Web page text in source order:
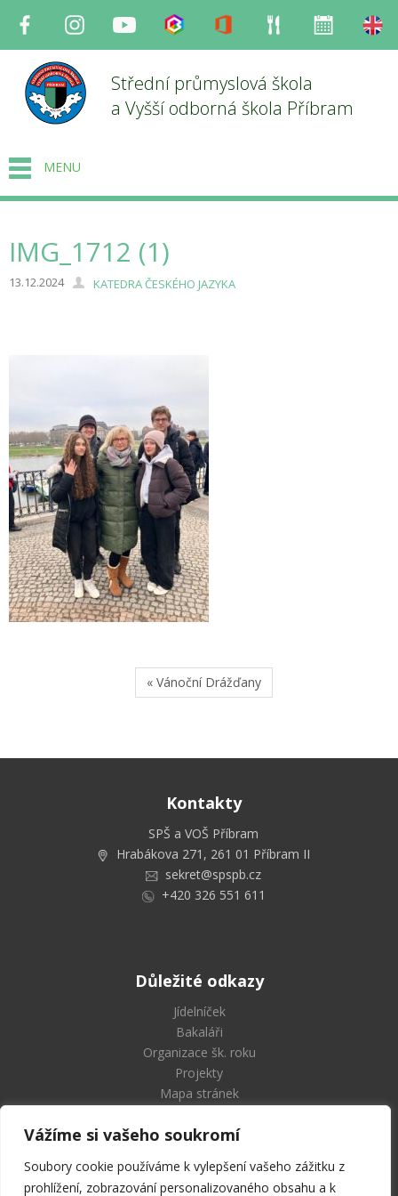
Vážíme si vašeho soukromí
Soubory cookie používáme k vylepšení vašeho zážitku z
prohlížení, zobrazování personalizovaného obsahu a k
Facebook InstagramYoutube Bakaláři Office Strava
Střední průmyslová škola
a Vyšší odborná škola Příbram
MENU
IMG_1712 (1)
13.12.2024 KATEDRA ČESKÉHO JAZYKA
« Vánoční Drážďany
Kontakty
SPŠ a VOŠ Příbram
Hrabákova 271, 261 01 Příbram II
sekret@spspb.cz
+420 326 551 611
Důležité odkazy
Jídelníček
Bakaláři
Organizace šk. roku
Projekty
Mapa stránek
Střední průmyslová škola
a Vyšší odborná škola Příbram